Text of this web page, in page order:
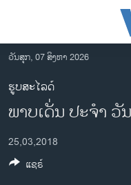
ເຂົ້າ
ຫາ
ຂ້າມ
ຂ້າມ
ໄປ
ຫາ
ລາວ
ອາເມຣິກາ
ການເລືອກຕັ້ງ ປະທານາທີບໍດີ
ຂ່າວ​ຈີນ
ວັນສຸກ, 07 ສິງຫາ 2026
ຮູບສະໄລດ໌
ພາບເດັ່ນ ປະຈຳ ວັ
25,03,2018
ແຊຣ໌